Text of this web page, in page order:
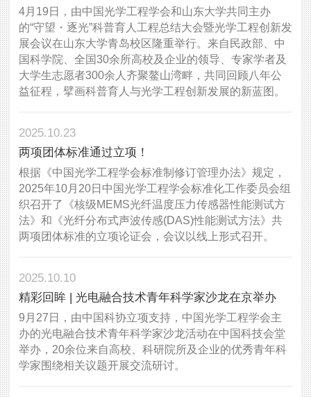
4月19日，由中国光学工程学会和山东大学共同主办
的“守望・逐光”科普育人工程总结大会暨光学工程创新发
展会议在山东大学青岛校区隆重举行。来自民政部、中
国科学院、全国30余所高校及企业的领导、专家学者及
大学生志愿者300余人齐聚鳌山湾畔，共同回顾八年公
益征程，擘画科普育人与光学工程创新发展的新蓝图。
2025.10.23
两项团体标准通过立项！
根据《中国光学工程学会标准制修订管理办法》规定，
2025年10月20日中国光学工程学会标准化工作委员会组
织召开了《核级MEMS光纤温度压力传感器性能测试方
法》和《光纤分布式声波传感(DAS)性能测试方法》共
两项团体标准的立项论证会，会议以线上形式召开。
2025.10.10
精彩回眸 | 光电融合技术青年科学家沙龙在京举办
9月27日，由中国科协立项支持，中国光学工程学会主
办的光电融合技术青年科学家沙龙活动在中国科技会堂
举办，20余位来自高校、科研院所及企业的优秀青年科
学家围绕相关议题开展交流研讨。